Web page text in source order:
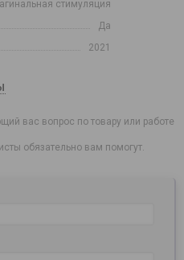
стимуляция
Да
2021
вас вопрос по товару или работе
обязательно вам помогут.